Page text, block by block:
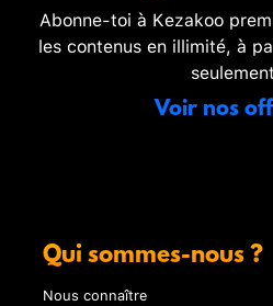
Abonne-toi à Kezakoo
les contenus en illimité, à
Voir nos
Qui sommes-nous ?
Nous connaître